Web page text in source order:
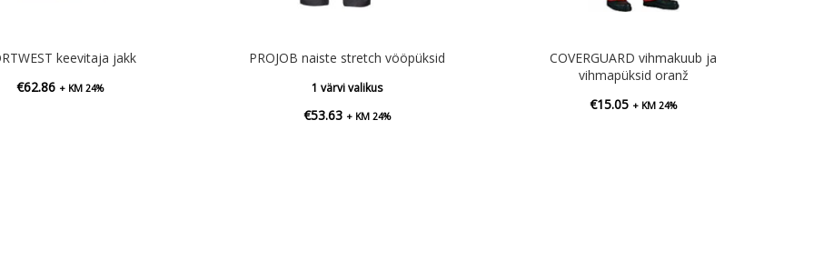
keevitaja jakk
€62.86 + KM 24%
PROJOB naiste stretch vööpüksid
1 värvi valikus
€53.63 + KM 24%
COVERGUARD vihmakuub ja
vihmapüksid oranž
€15.05 + KM 24%